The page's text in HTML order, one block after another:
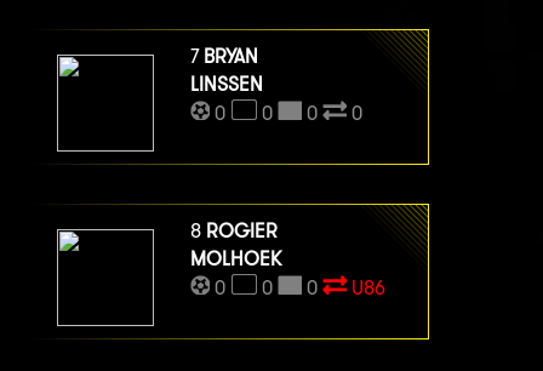
7 BRYAN
LINSSEN
0
0 0 0
8 ROGIER
MOLHOEK
0
0 0 U86